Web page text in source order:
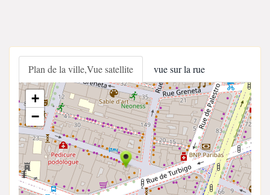
Plan de la ville,Vue satellite vue sur la rue
+
−